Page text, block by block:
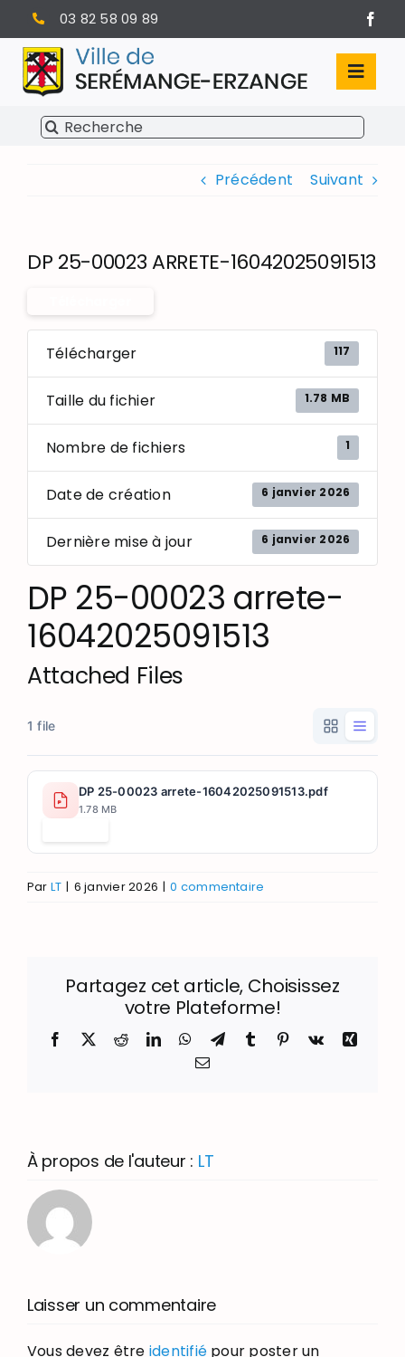
Passer
au
contenu
03 82 58 09 89
SÉRÉMANGE-ERZANGE
Rechercher:
Précédent Suivant
DP 25-00023 ARRETE-16042025091513
Télécharger 117
Taille du fichier 1.78 MB
Nombre de fichiers 1
Date de création 6 janvier 2026
Dernière mise à jour 6 janvier 2026
DP 25-00023 arrete-
16042025091513
Attached Files
1 file
DP 25-00023 arrete-16042025091513.pdf
1.78 MB
Par LT | 6 janvier 2026 | 0 commentaire
Partagez cet article, Choisissez
votre Plateforme!
Facebook
X RedditLinkedInWhatsApp
TelegramTumblr Pinterest
Vk
Xing
Email
À propos de l'auteur : LT
Laisser un commentaire
Vous devez être identifié pour poster un